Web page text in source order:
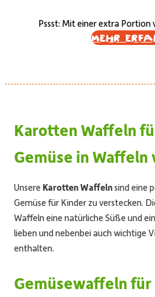
Pssst: Mit einer extra Portion
Mehr
Karotten Waffeln
Gemüse in
Unsere Karotten Waffelnsind eine
Gemüse für Kinder zu verstecken.
Waffeln eine natürliche Süße und
lieben und nebenbei auch wichtige
enthalten.
Gemüsewaffeln für